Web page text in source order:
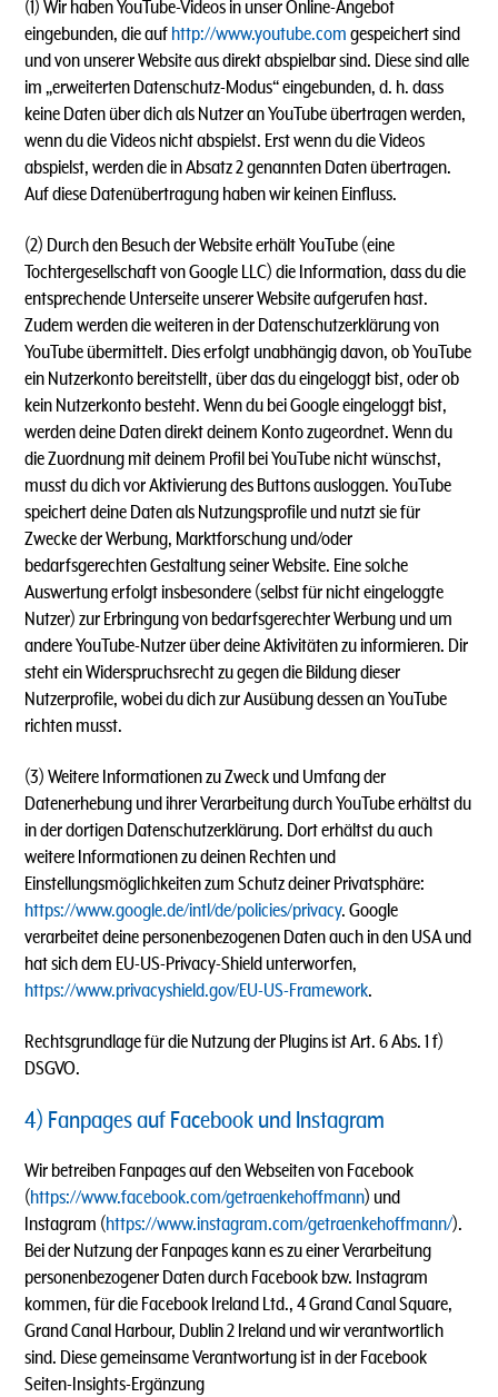
(1) Wir haben YouTube-Videos in unser Online-Angebot
eingebunden, die auf http://www.youtube.com gespeichert sind
und von unserer Website aus direkt abspielbar sind. Diese sind alle
im „erweiterten Datenschutz-Modus“ eingebunden, d. h. dass
keine Daten über dich als Nutzer an YouTube übertragen werden,
wenn du die Videos nicht abspielst. Erst wenn du die Videos
abspielst, werden die in Absatz 2 genannten Daten übertragen.
Auf diese Datenübertragung haben wir keinen Einfluss.
(2) Durch den Besuch der Website erhält YouTube (eine
Tochtergesellschaft von Google LLC) die Information, dass du die
entsprechende Unterseite unserer Website aufgerufen hast.
Zudem werden die weiteren in der Datenschutzerklärung von
YouTube übermittelt. Dies erfolgt unabhängig davon, ob YouTube
ein Nutzerkonto bereitstellt, über das du eingeloggt bist, oder ob
kein Nutzerkonto besteht. Wenn du bei Google eingeloggt bist,
werden deine Daten direkt deinem Konto zugeordnet. Wenn du
die Zuordnung mit deinem Profil bei YouTube nicht wünschst,
musst du dich vor Aktivierung des Buttons ausloggen. YouTube
speichert deine Daten als Nutzungsprofile und nutzt sie für
Zwecke der Werbung, Marktforschung und/oder
bedarfsgerechten Gestaltung seiner Website. Eine solche
Auswertung erfolgt insbesondere (selbst für nicht eingeloggte
Nutzer) zur Erbringung von bedarfsgerechter Werbung und um
andere YouTube-Nutzer über deine Aktivitäten zu informieren. Dir
steht ein Widerspruchsrecht zu gegen die Bildung dieser
Nutzerprofile, wobei du dich zur Ausübung dessen an YouTube
richten musst.
(3) Weitere Informationen zu Zweck und Umfang der
Datenerhebung und ihrer Verarbeitung durch YouTube erhältst du
in der dortigen Datenschutzerklärung. Dort erhältst du auch
weitere Informationen zu deinen Rechten und
Einstellungsmöglichkeiten zum Schutz deiner Privatsphäre:
https://www.google.de/intl/de/policies/privacy. Google
verarbeitet deine personenbezogenen Daten auch in den USA und
hat sich dem EU-US-Privacy-Shield unterworfen,
https://www.privacyshield.gov/EU-US-Framework.
Rechtsgrundlage für die Nutzung der Plugins ist Art. 6 Abs. 1 f)
DSGVO.
4) Fanpages auf Facebook und Instagram
Wir betreiben Fanpages auf den Webseiten von Facebook
(https://www.facebook.com/getraenkehoffmann) und
Instagram (https://www.instagram.com/getraenkehoffmann/).
Bei der Nutzung der Fanpages kann es zu einer Verarbeitung
personenbezogener Daten durch Facebook bzw. Instagram
kommen, für die Facebook Ireland Ltd., 4 Grand Canal Square,
Grand Canal Harbour, Dublin 2 Ireland und wir verantwortlich
sind. Diese gemeinsame Verantwortung ist in der Facebook
Seiten-Insights-Ergänzung